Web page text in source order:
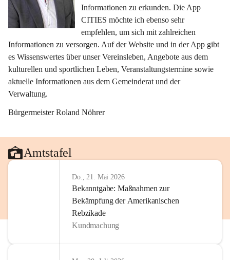
Informationen zu erkunden. Die App
CITIES möchte ich ebenso sehr
empfehlen, um sich mit zahlreichen
Informationen zu versorgen. Auf der Website und in der App gibt
es Wissenswertes über unser Vereinsleben, Angebote aus dem
kulturellen und sportlichen Leben, Veranstaltungstermine sowie
aktuelle Informationen aus dem Gemeinderat und der
Verwaltung.
Bürgermeister Roland Nöhrer
Amtstafel
Do., 21. Mai 2026
Bekanntgabe: Maßnahmen zur
Bekämpfung der Amerikanischen
Rebzikade
Kundmachung